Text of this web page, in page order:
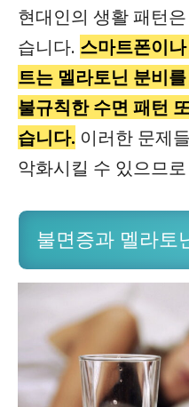
현대인의 생활 패턴
습니다. 스마트폰이
트는 멜라토닌 분비
불규칙한 수면 패턴
습니다. 이러한 문제
악화시킬 수 있으므
불면증과 멜라토